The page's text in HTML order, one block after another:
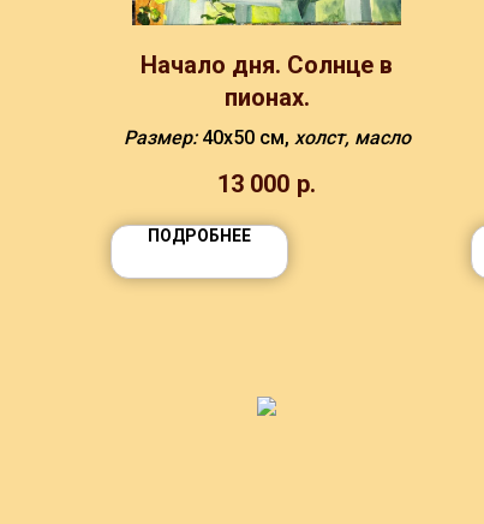
Начало дня. Солнце в
пионах.
Размер: 40х50 см, холст, масло
13 000 р.
ПОДРОБНЕЕ